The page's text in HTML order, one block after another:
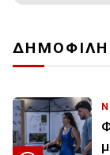
ΔΗΜΟΦΙΛΗ